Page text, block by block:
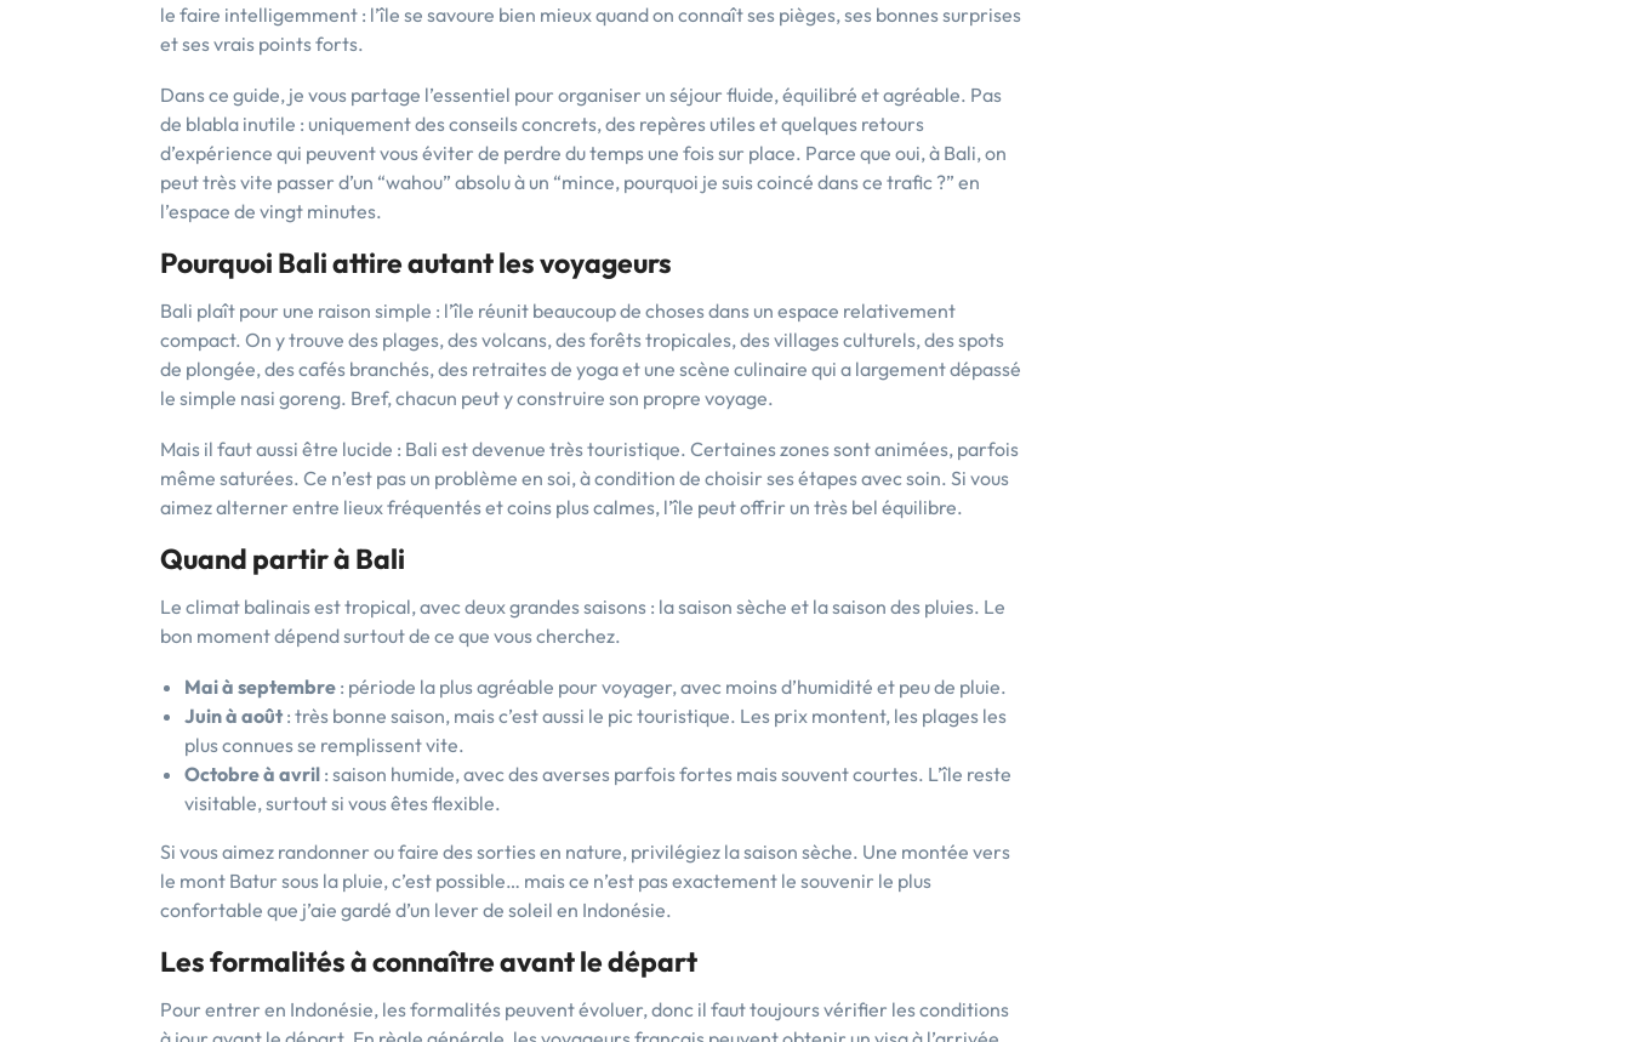
le faire intelligemment : l’île se savoure bien mieux quand on connaît ses pièges, ses bonnes surprises
et ses vrais points forts.
Dans ce guide, je vous partage l’essentiel pour organiser un séjour fluide, équilibré et agréable. Pas
de blabla inutile : uniquement des conseils concrets, des repères utiles et quelques retours
d’expérience qui peuvent vous éviter de perdre du temps une fois sur place. Parce que oui, à Bali, on
peut très vite passer d’un “wahou” absolu à un “mince, pourquoi je suis coincé dans ce trafic ?” en
l’espace de vingt minutes.
Pourquoi Bali attire autant les voyageurs
Bali plaît pour une raison simple : l’île réunit beaucoup de choses dans un espace relativement
compact. On y trouve des plages, des volcans, des forêts tropicales, des villages culturels, des spots
de plongée, des cafés branchés, des retraites de yoga et une scène culinaire qui a largement dépassé
le simple nasi goreng. Bref, chacun peut y construire son propre voyage.
Mais il faut aussi être lucide : Bali est devenue très touristique. Certaines zones sont animées, parfois
même saturées. Ce n’est pas un problème en soi, à condition de choisir ses étapes avec soin. Si vous
aimez alterner entre lieux fréquentés et coins plus calmes, l’île peut offrir un très bel équilibre.
Quand partir à Bali
Le climat balinais est tropical, avec deux grandes saisons : la saison sèche et la saison des pluies. Le
bon moment dépend surtout de ce que vous cherchez.
Mai à septembre : période la plus agréable pour voyager, avec moins d’humidité et peu de pluie.
Juin à août: très bonne saison, mais c’est aussi le pic touristique. Les prix montent, les plages les
plus connues se remplissent vite.
Octobre à avril : saison humide, avec des averses parfois fortes mais souvent courtes. L’île reste
visitable, surtout si vous êtes flexible.
Si vous aimez randonner ou faire des sorties en nature, privilégiez la saison sèche. Une montée vers
le mont Batur sous la pluie, c’est possible… mais ce n’est pas exactement le souvenir le plus
confortable que j’aie gardé d’un lever de soleil en Indonésie.
Les formalités à connaître avant le départ
Pour entrer en Indonésie, les formalités peuvent évoluer, donc il faut toujours vérifier les conditions